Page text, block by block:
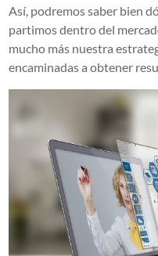
Así, podremos saber bien
partimos dentro del
mucho más nuestra
encaminadas a obtener